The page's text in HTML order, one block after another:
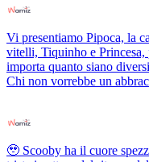
Vi presentiamo Pipoca, la
vitelli, Tiquinho e
importa quanto siano
Chi non vorrebbe un
🥹 Scooby ha il cuore